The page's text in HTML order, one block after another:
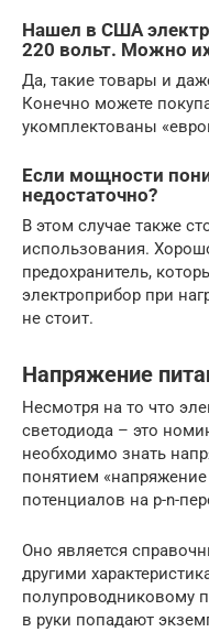
Нашел в США
220 вольт. Можно
Да, такие товары и
Конечно можете
укомплектованы
Если мощности
недостаточно?
В этом случае также
использования.
предохранитель,
электроприбор при
не стоит.
Напряжение
Несмотря на то что
светодиода – это
необходимо знать
понятием
потенциалов на p-n-
Оно является
другими
полупроводниковому
в руки попадают